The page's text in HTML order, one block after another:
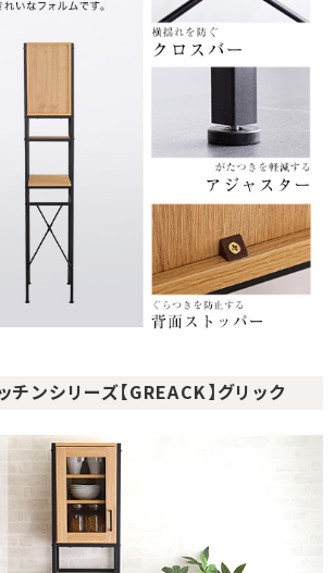
チンシリーズ【GREACK】グリック